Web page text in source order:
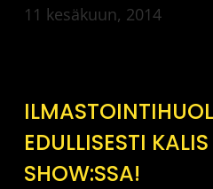
11 kesäkuun, 2014
EDULLISESTI
SHOW:SSA!